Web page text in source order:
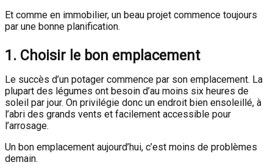
Et comme en immobilier, un beau projet commence toujours
par une bonne planification.
1. Choisir le bon emplacement
Le succès d’un potager commence par son emplacement. La
plupart des légumes ont besoin d’au moins six heures de
soleil par jour. On privilégie donc un endroit bien ensoleillé, à
l’abri des grands vents et facilement accessible pour
l’arrosage.
Un bon emplacement aujourd’hui, c’est moins de problèmes
demain.